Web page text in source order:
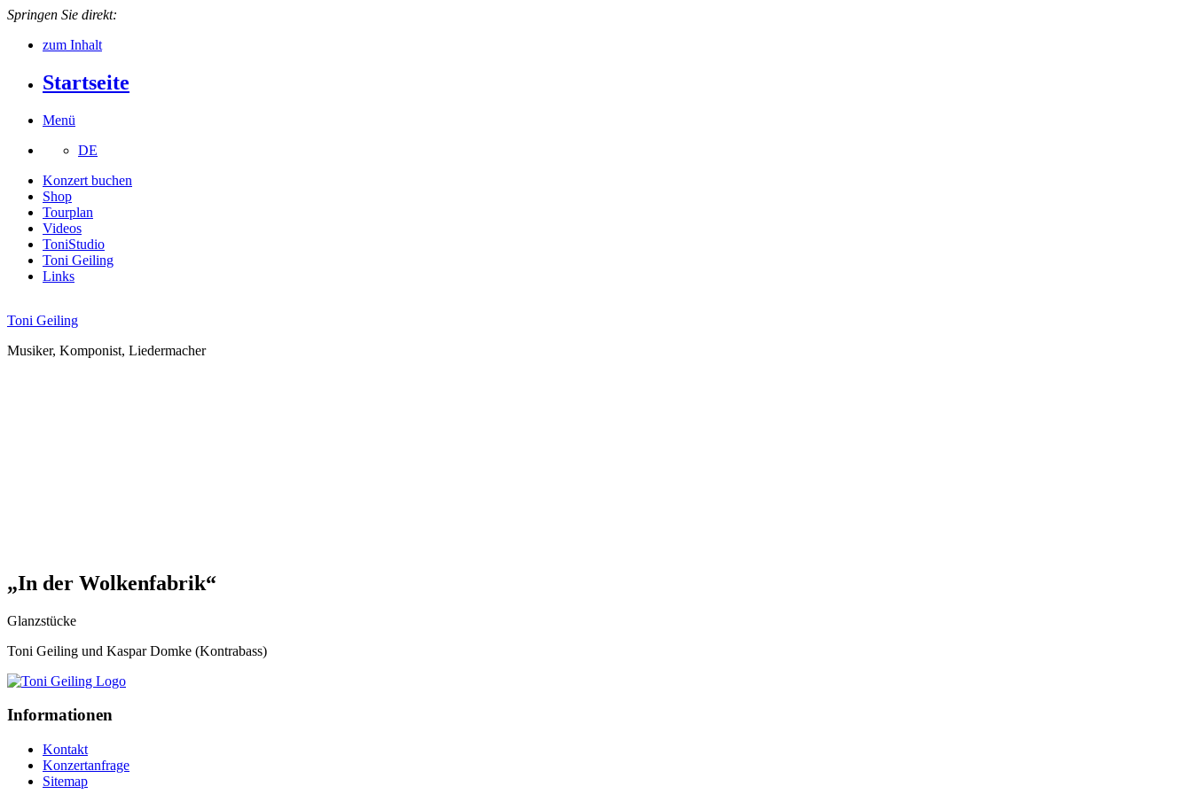
Springen Sie direkt:
zum Inhalt
Startseite
Menü
DE
Konzert buchen
Shop
Tourplan
Videos
ToniStudio
Toni Geiling
Links
Toni Geiling
Musiker, Komponist, Liedermacher
„In der Wolkenfabrik“
Glanzstücke
Toni Geiling und Kaspar Domke (Kontrabass)
Informationen
Kontakt
Konzertanfrage
Sitemap